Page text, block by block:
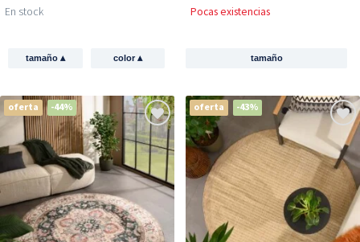
En stock
tamaño ▴ color▴
Pocas existencias
tamaño
oferta -44% oferta -43%